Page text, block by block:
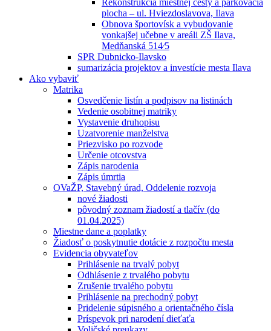
Rekonštrukcia miestnej cesty a parkovacia
plocha – ul. Hviezdoslavova, Ilava
Obnova športovísk a vybudovanie
vonkajšej učebne v areáli ZŠ Ilava,
Medňanská 514⁄5
SPR Dubnicko-Ilavsko
sumarizácia projektov a investície mesta Ilava
Ako vybaviť
Matrika
Osvedčenie listín a podpisov na listinách
Vedenie osobitnej matriky
Vystavenie druhopisu
Uzatvorenie manželstva
Priezvisko po rozvode
Určenie otcovstva
Zápis narodenia
Zápis úmrtia
OVaŽP, Stavebný úrad, Oddelenie rozvoja
nové žiadosti
pôvodný zoznam žiadostí a tlačív (do
01.04.2025)
Miestne dane a poplatky
Žiadosť o poskytnutie dotácie z rozpočtu mesta
Evidencia obyvateľov
Prihlásenie na trvalý pobyt
Odhlásenie z trvalého pobytu
Zrušenie trvalého pobytu
Prihlásenie na prechodný pobyt
Pridelenie súpisného a orientačného čísla
Príspevok pri narodení dieťaťa